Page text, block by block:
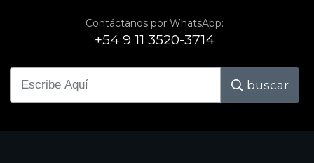
Contáctanos por WhatsApp:
+54 9 11 3520-3714
buscar